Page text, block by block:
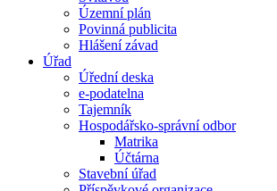
Územní plán
Povinná publicita
Hlášení závad
Úřad
Úřední deska
e-podatelna
Tajemník
Hospodářsko-správní odbor
Matrika
Účtárna
Stavební úřad